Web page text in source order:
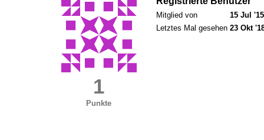
1
Punkte
Mitglied von
15 Jul
Letztes Mal gesehen 23 Okt